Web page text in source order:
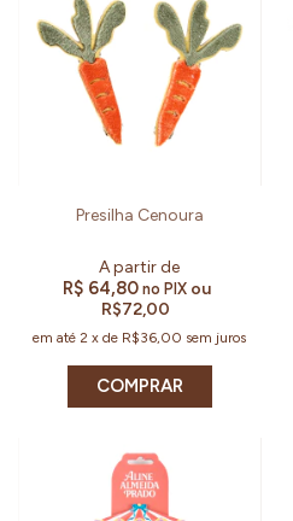
Presilha Cenoura
R$ 64,80 no PIX ou
R$72,00
em até2 xde R$36,00 sem juros
COMPRAR